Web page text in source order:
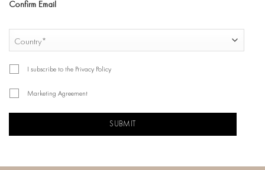
Confirm Email
COUNTRY
I subscribe to the Privacy Policy
Marketing Agreement
CAPTCHA